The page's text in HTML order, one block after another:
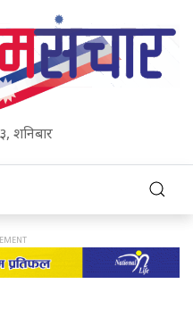
शनिबार